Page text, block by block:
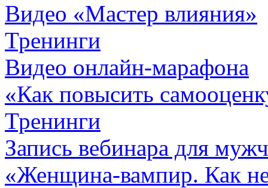
Видео «Мастер влияния»
Тренинги
Видео онлайн-марафона
«Как повысить
Тренинги
Запись вебинара для
«Женщина-вампир. Как не